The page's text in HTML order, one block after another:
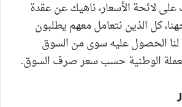
لائحة الأسعار، ناهيك عن عقدة
كل الذين نتعامل معهم يطلبون
لنا الحصول عليه سوى من السوق
الوطنية حسب سعر صرف السوق.